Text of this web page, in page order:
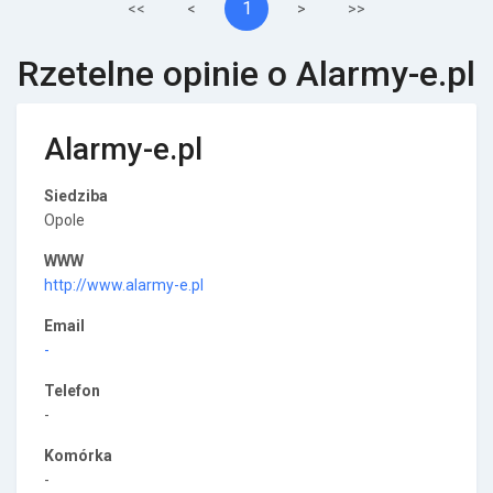
<< < 1 > >>
Rzetelne opinie o Alarmy-e.pl
Alarmy-e.pl
Siedziba
Opole
WWW
http://www.alarmy-e.pl
Email
-
Telefon
-
Komórka
-